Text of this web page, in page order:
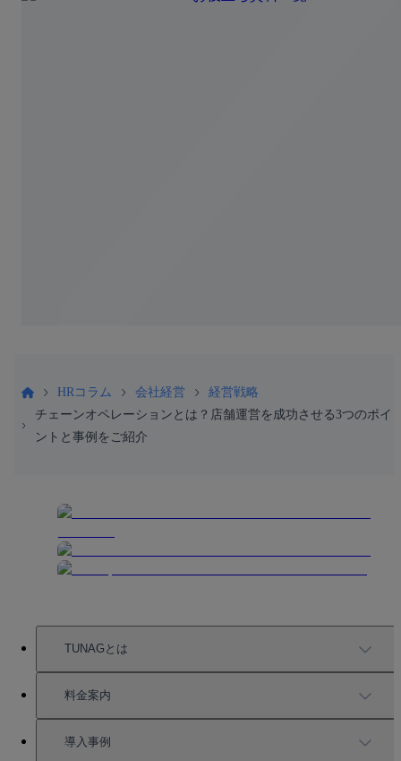
HRコラム 会社経営
経営戦略
チェーンオペレーションとは？店舗運営を成功させる3つのポイ
ントと事例をご紹介
TUNAGとは
TUNAGの特徴
機能一覧
料金案内
料金案内
導入事例